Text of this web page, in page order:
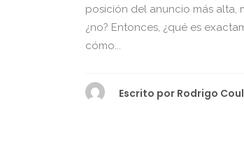
posición del anuncio más alta,
¿no? Entonces, ¿qué es
cómo...
Escrito por Rodrigo